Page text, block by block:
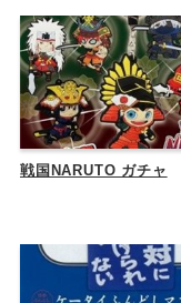
戦国NARUTO ガチャ